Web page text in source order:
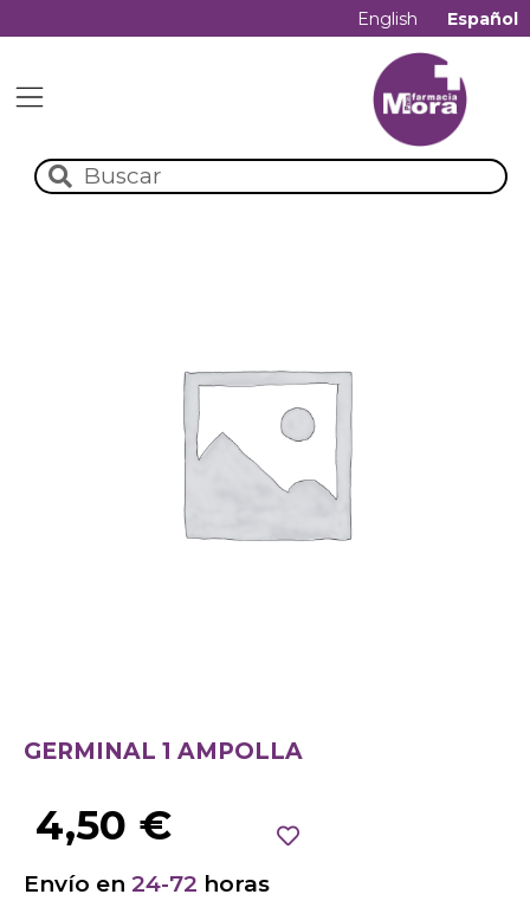
English Español
GERMINAL 1 AMPOLLA
4,50 €
Envío en 24-72 horas